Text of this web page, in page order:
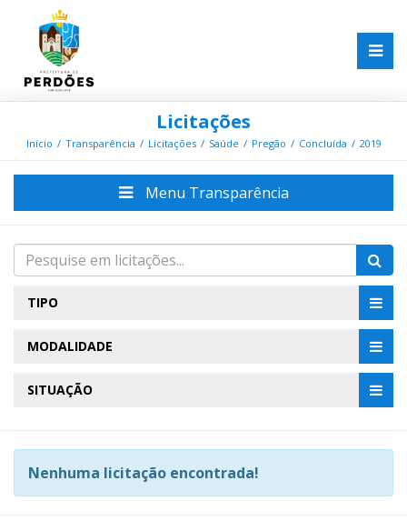
Licitações
Início Transparência Licitações Saúde Pregão Concluída 2019
Menu Transparência
TIPO
MODALIDADE
SITUAÇÃO
Nenhuma licitação encontrada!